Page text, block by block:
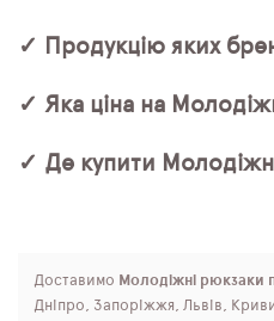
✓ Продукцію яких
✓ Яка ціна на
✓ Де купити
Доставимо Молодіжні рюкзаки
Дніпро, Запоріжжя, Львів,